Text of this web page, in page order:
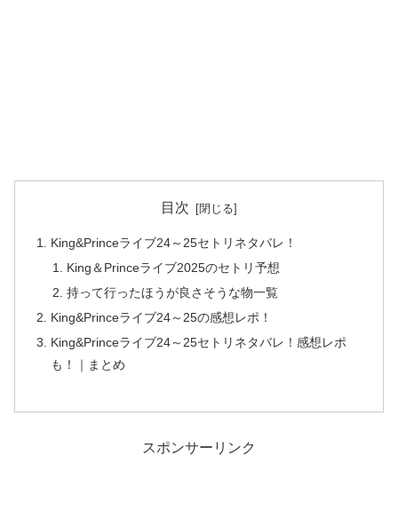
目次
King&Princeライブ24～25セトリネタバレ！
King＆Princeライブ2025のセトリ予想
持って行ったほうが良さそうな物一覧
King&Princeライブ24～25の感想レポ！
King&Princeライブ24～25セトリネタバレ！感想レポ
も！｜まとめ
スポンサーリンク